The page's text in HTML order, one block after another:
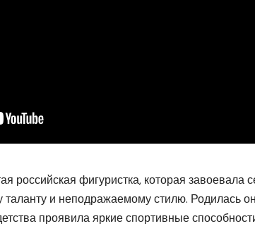
российская фигуристка, которая завоевала
таланту и неподражаемому стилю. Родилась
проявила яркие спортивные